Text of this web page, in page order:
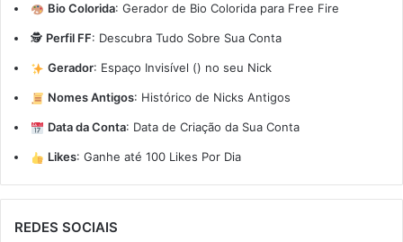
Bio Colorida: Gerador de Bio Colorida para Free Fire
🕵️ Perfil FF: Descubra Tudo Sobre Sua Conta
Gerador: Espaço Invisível (ㅤ) no seu Nick
Nomes Antigos: Histórico de Nicks Antigos
Data da Conta: Data de Criação da Sua Conta
Likes: Ganhe até 100 Likes Por Dia
REDES SOCIAIS